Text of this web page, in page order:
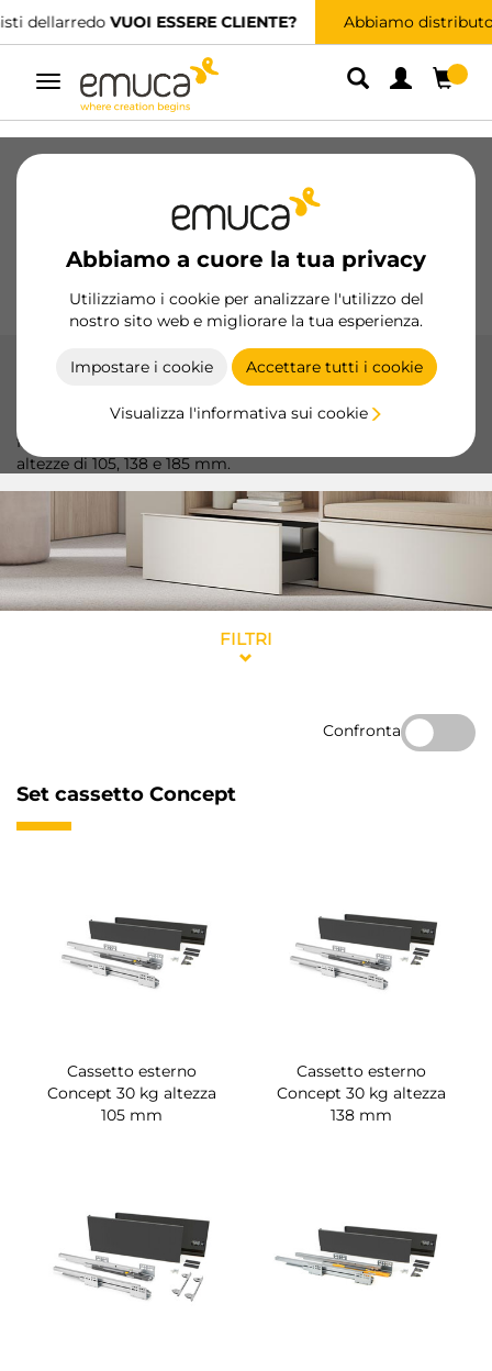
Abbiamo distributori specializzati.TROVA IL PIÙ VICINO
Navigazione
Abbiamo a cuore la tua privacy
Utilizziamo i cookie per analizzare l'utilizzo del
nostro sito web e migliorare la tua esperienza.
Impostare i cookie Accettare tutti i cookie
Visualizza l'informativa sui cookie
Cerniere
Scorrevoli Cucina
Cassetto Concept
Il cassetto Concept di Emuca offre design moderno e
funzionalità con finiture in bianco e grigio antracite, e
altezze di 105, 138 e 185 mm.
FILTRI
Confronta
Set cassetto Concept
Cassetto esterno
Concept 30 kg altezza
105 mm
Cassetto esterno
Concept 30 kg altezza
138 mm